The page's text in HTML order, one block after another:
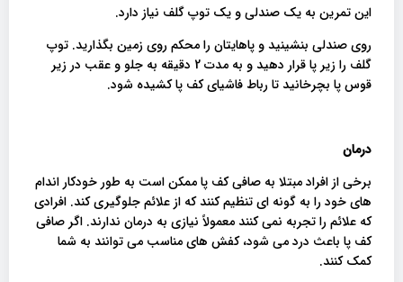
این تمرین به یک صندلی و یک توپ گلف نیاز دارد.
روی صندلی بنشینید و پاهایتان را محکم روی زمین بگذارید. توپ
گلف را زیر پا قرار دهید و به مدت 2 دقیقه به جلو و عقب در زیر
قوس پا بچرخانید تا رباط فاشیای کف پا کشیده شود.
درمان
برخی از افراد مبتلا به صافی کف پا ممکن است به طور خودکار اندام
های خود را به گونه ای تنظیم کنند که از علائم جلوگیری کند. افرادی
که علائم را تجربه نمی کنند معمولاً نیازی به درمان ندارند. اگر صافی
کف پا باعث درد می شود، کفش های مناسب می توانند به شما
کمک کنند.